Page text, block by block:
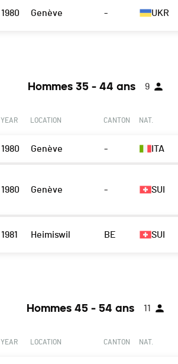
1980 Genève - UKR
Hommes 35 - 44 ans 9
YEAR LOCATION CANTON NAT.
1980 Genève - ITA
1980 Genève - SUI
1981 Heimiswil BE SUI
Hommes 45 - 54 ans 11
YEAR LOCATION CANTON NAT.